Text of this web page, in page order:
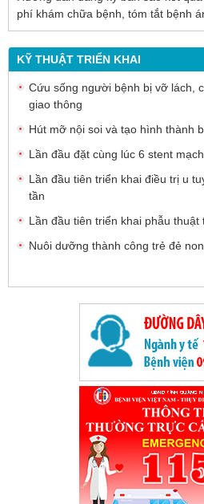
phí khám chữa bệnh, tóm tắt bệnh
KỸ THUẬT TRIỂN KHAI
Cứu sống người bệnh bị vỡ lách,
giao thông
Hút mỡ nội soi và tạo hình thành
Lần đầu đặt cùng lúc 6 stent
Lần đầu tiên triển khai điều trị u
tần
Lần đầu tiên triển khai phẫu
Nuôi dưỡng thành công trẻ đẻ